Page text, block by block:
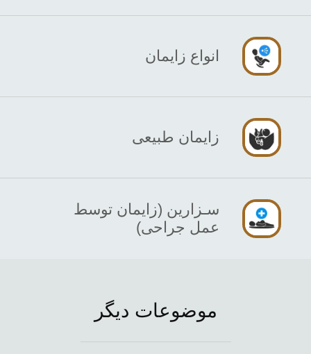
انواع زایمان
زایمان طبیعی
سـزارین (زایمان توسط
عمل جراحی)
موضوعات دیگر